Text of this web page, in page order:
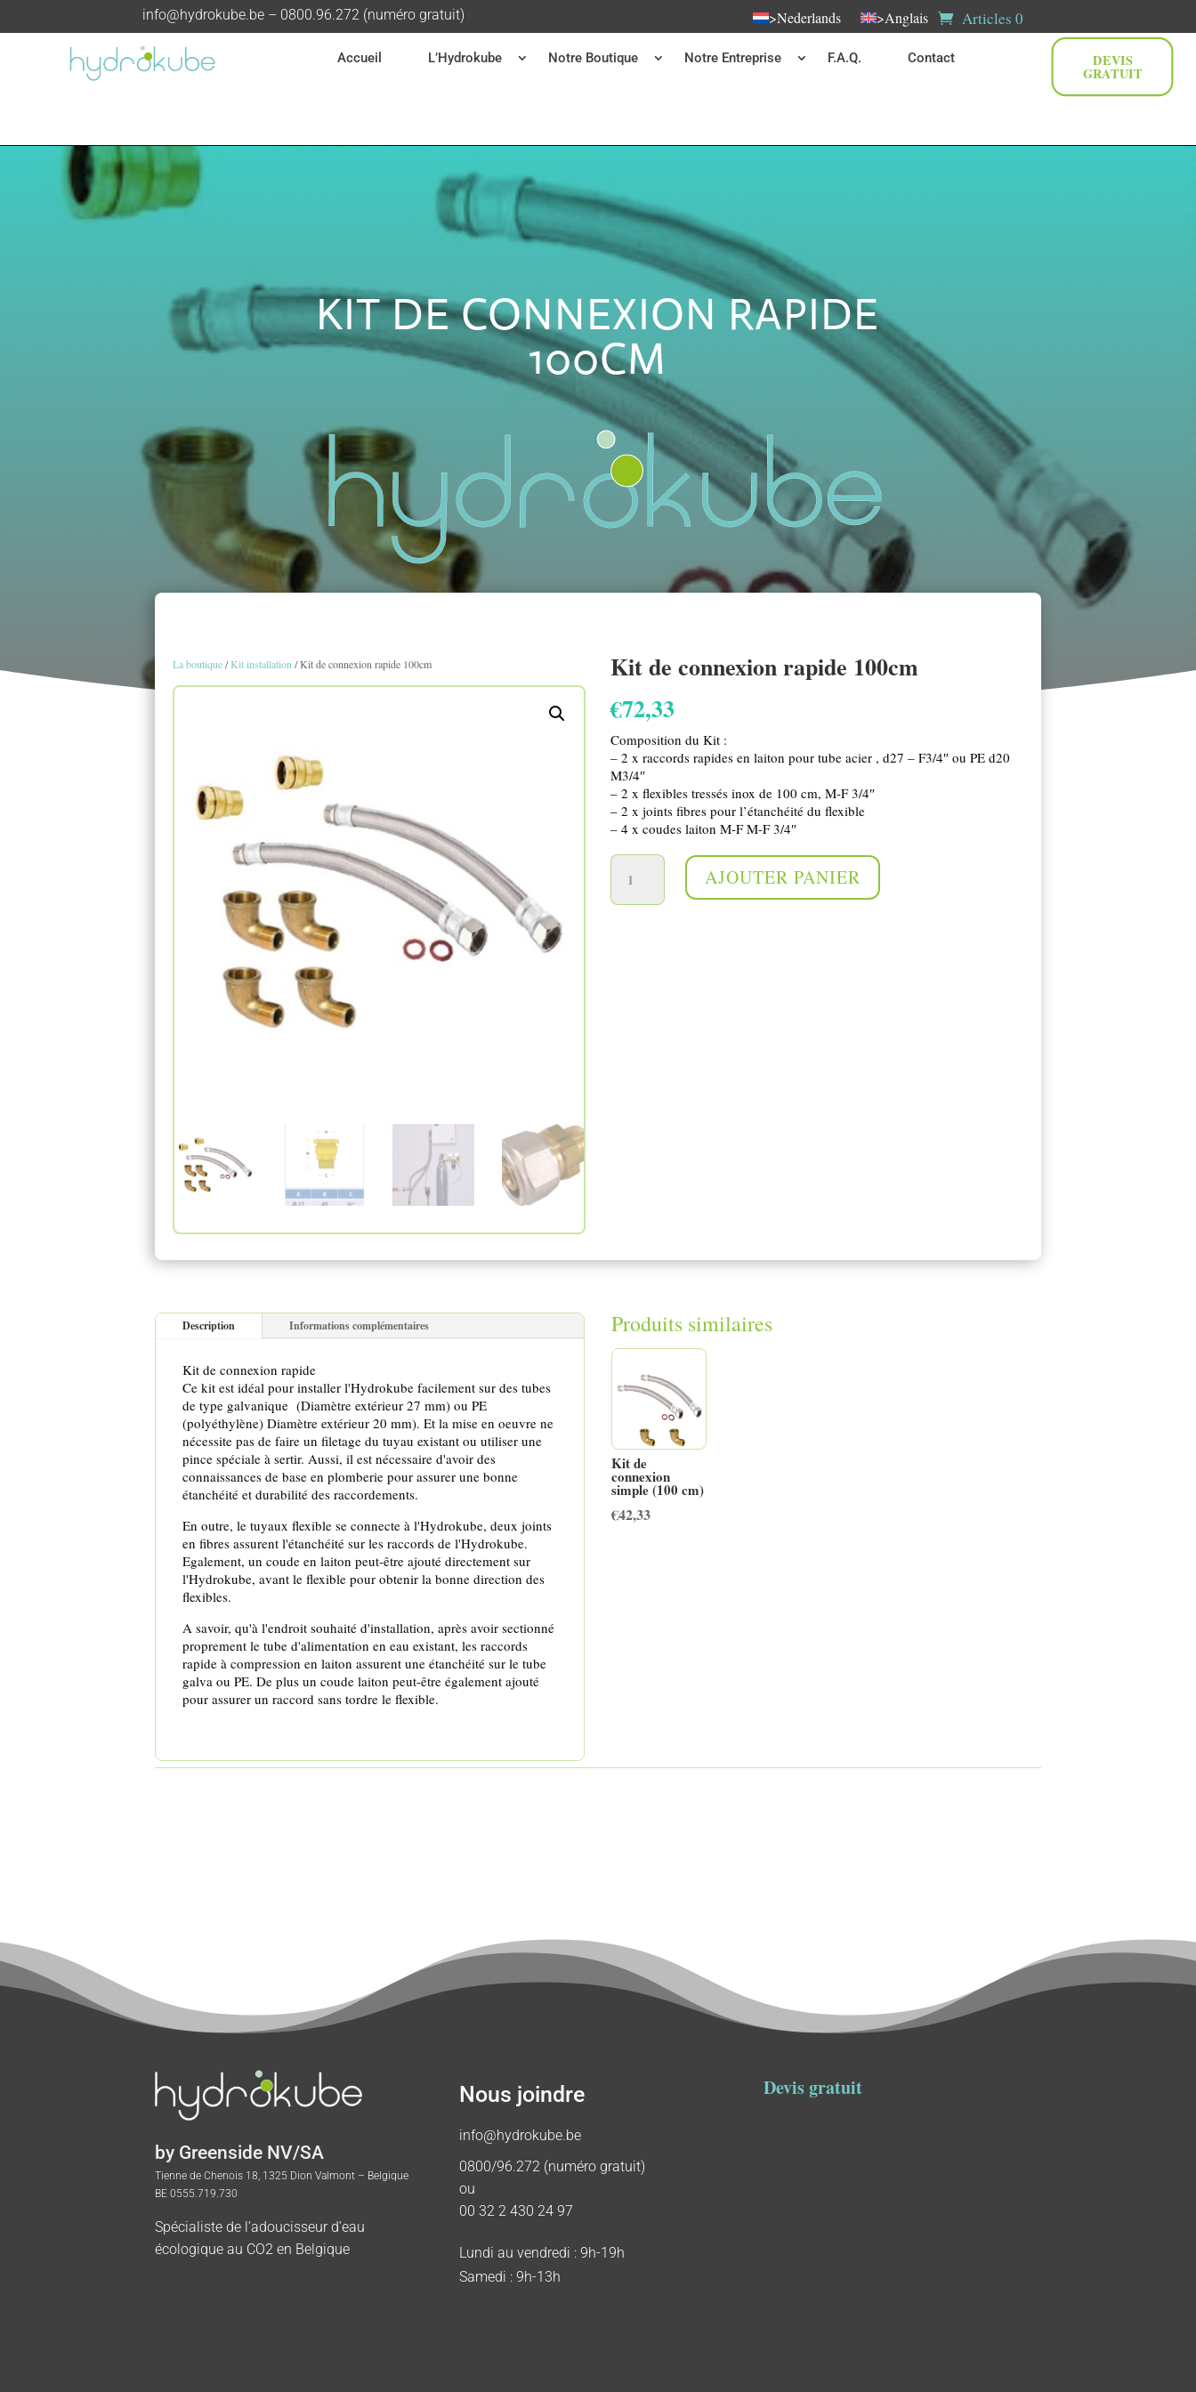
info@hydrokube.be – 0800.96.272 (numéro gratuit) >Nederlands >Anglais Articles 0
Accueil L’Hydrokube Notre Boutique Notre Entreprise F.A.Q. Contact DEVIS
GRATUIT
KIT DE CONNEXION RAPIDE
100CM
La boutique/Kit installation / Kit de connexion rapide 100cm
Kit de connexion rapide 100cm
€72,33
Composition du Kit :
– 2 x raccords rapides en laiton pour tube acier , d27 – F3/4″ ou PE d20
M3/4″
– 2 x flexibles tressés inox de 100 cm, M-F 3/4″
– 2 x joints fibres pour l’étanchéité du flexible
– 4 x coudes laiton M-F M-F 3/4″
AJOUTER PANIER
Description Informations complémentaires
Kit de connexion rapide
Ce kit est idéal pour installer l'Hydrokube facilement sur des tubes
de type galvanique (Diamètre extérieur 27 mm) ou PE
(polyéthylène) Diamètre extérieur 20 mm). Et la mise en oeuvre ne
nécessite pas de faire un filetage du tuyau existant ou utiliser une
pince spéciale à sertir. Aussi, il est nécessaire d'avoir des
connaissances de base en plomberie pour assurer une bonne
étanchéité et durabilité des raccordements.
En outre, le tuyaux flexible se connecte à l'Hydrokube, deux joints
en fibres assurent l'étanchéité sur les raccords de l'Hydrokube.
Egalement, un coude en laiton peut-être ajouté directement sur
l'Hydrokube, avant le flexible pour obtenir la bonne direction des
flexibles.
A savoir, qu'à l'endroit souhaité d'installation, après avoir sectionné
proprement le tube d'alimentation en eau existant, les raccords
rapide à compression en laiton assurent une étanchéité sur le tube
galva ou PE. De plus un coude laiton peut-être également ajouté
pour assurer un raccord sans tordre le flexible.
Produits similaires
Kit de
connexion
simple (100 cm)
€42,33
by Greenside NV/SA
Tienne de Chenois 18, 1325 Dion Valmont – Belgique
BE 0555.719.730
Spécialiste de l’adoucisseur d’eau
écologique au CO2 en Belgique
Nous joindre
info@hydrokube.be
0800/96.272 (numéro gratuit)
ou
00 32 2 430 24 97
Lundi au vendredi : 9h-19h
Samedi : 9h-13h
Devis gratuit